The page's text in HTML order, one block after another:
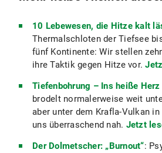
10 Lebewesen, die Hitze kalt
Thermalschloten der Tiefsee
fünf Kontinente: Wir stellen
ihre Taktik gegen Hitze vor.
Tiefenbohrung – Ins heiße Herz
brodelt normalerweise weit
aber unter dem Krafla-Vulkan
uns überraschend nah. Jetzt
Der Dolmetscher: „Burnout“: